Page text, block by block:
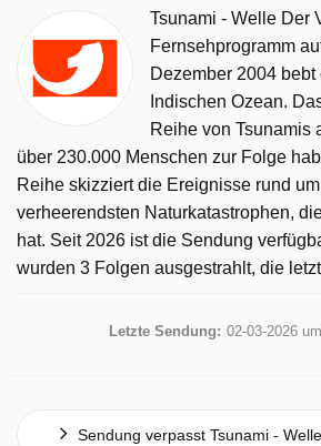
Tsunami - Welle Der
Fernsehprogramm
Dezember 2004 bebt
Indischen Ozean.
Reihe von Tsunamis
über 230.000 Menschen zur Folge
Reihe skizziert die Ereignisse rund
verheerendsten Naturkatastrophen,
hat. Seit 2026 ist die Sendung
wurden 3 Folgen ausgestrahlt, die
Letzte Sendung: 02-03-2026
Sendung verpasst Tsunami -